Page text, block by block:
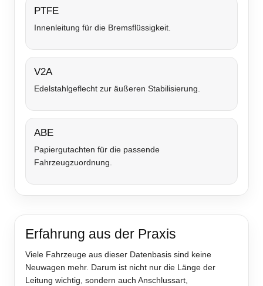
PTFE
Innenleitung für die Bremsflüssigkeit.
V2A
Edelstahlgeflecht zur äußeren Stabilisierung.
ABE
Papiergutachten für die passende
Fahrzeugzuordnung.
Erfahrung aus der Praxis
Viele Fahrzeuge aus dieser Datenbasis sind keine
Neuwagen mehr. Darum ist nicht nur die Länge der
Leitung wichtig, sondern auch Anschlussart,